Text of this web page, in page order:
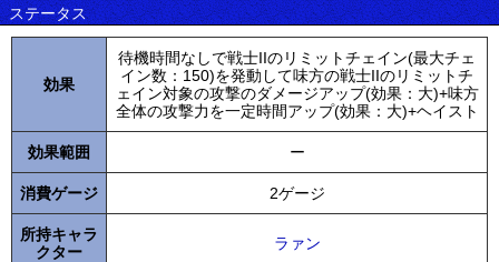
ステータス
効果
待機時間なしで戦士IIのリミットチェイン(最大チェ
イン数：150)を発動して味方の戦士IIのリミットチ
ェイン対象の攻撃のダメージアップ(効果：大)+味方
全体の攻撃力を一定時間アップ(効果：大)+ヘイスト
効果範囲 ー
消費ゲージ 2ゲージ
所持キャラ
クター
ラァン